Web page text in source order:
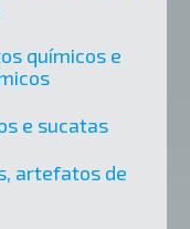
químicos e
e sucatas
artefatos de